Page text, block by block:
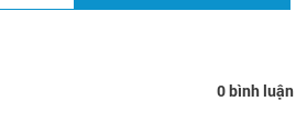
0 bình luận